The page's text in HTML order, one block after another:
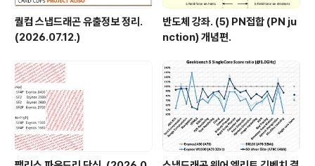
퀄컴 스냅드래곤 유출정보 정리.
(2026.07.12.)
반도체 강좌. (5) PN접합 (PN ju
nction) 개념편.